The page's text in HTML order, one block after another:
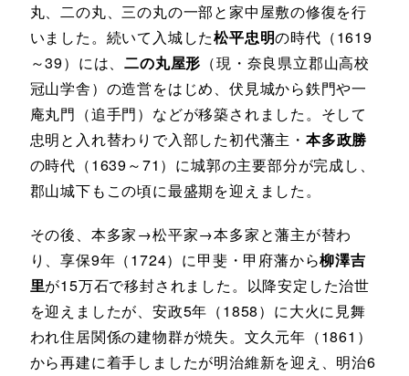
丸、二の丸、三の丸の一部と家中屋敷の修復を行
いました。続いて入城した松平忠明の時代（1619
～39）には、二の丸屋形 （現・奈良県立郡山高校
冠山学舎）の造営をはじめ、伏見城から鉄門や一
庵丸門（追手門）などが移築されました。そして
忠明と入れ替わりで入部した初代藩主・ 本多政勝
の時代（1639～71）に城郭の主要部分が完成し、
郡山城下もこの頃に最盛期を迎えました。
その後、本多家→松平家→本多家と藩主が替わ
り、享保9年（1724）に甲斐・甲府藩から柳澤吉
里が15万石で移封されました。以降安定した治世
を迎えましたが、安政5年（1858）に大火に見舞
われ住居関係の建物群が焼失。文久元年（1861）
から再建に着手しましたが明治維新を迎え、明治6